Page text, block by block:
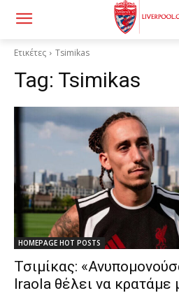
Ετικέτες Tsimikas
Tag: Tsimikas
HOMEPAGE HOT POSTS
Τσιμίκας:
Iraola θέλει να κρατάμε